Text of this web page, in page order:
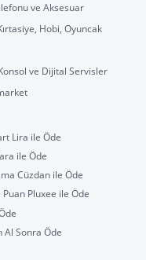
ve Aksesuar
Hobi, Oyuncak
ve Dijital Servisler
Lira ile Öde
ile Öde
Cüzdan ile Öde
Puan Pluxee ile Öde
Al Sonra Öde